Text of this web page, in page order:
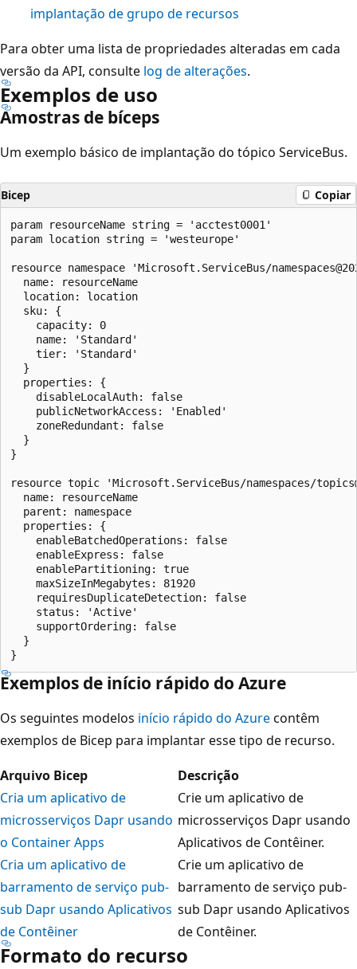
implantação de grupo de recursos
Para obter uma lista de propriedades alteradas em cada
versão da API, consulte log de alterações.
Exemplos de uso
Amostras de bíceps
Um exemplo básico de implantação do tópico ServiceBus.
Bicep Copiar
param resourceName string = 'acctest0001'
param location string = 'westeurope'
resource namespace 'Microsoft.ServiceBus/
  name: resourceName
  location: location
  sku: {
    capacity: 0
    name: 'Standard'
    tier: 'Standard'
  }
  properties: {
    disableLocalAuth: false
    publicNetworkAccess: 'Enabled'
    zoneRedundant: false
  }
}
resource topic 'Microsoft.ServiceBus/namespaces/
  name: resourceName
  parent: namespace
  properties: {
    enableBatchedOperations: false
    enableExpress: false
    enablePartitioning: true
    maxSizeInMegabytes: 81920
    requiresDuplicateDetection: false
    status: 'Active'
    supportOrdering: false
  }
Exemplos de início rápido do Azure
Os seguintes modelos início rápido do Azurecontêm
exemplos de Bicep para implantar esse tipo de recurso.
Arquivo Bicep
Descrição
Cria um aplicativo de
microsserviços Dapr usando
o Container Apps
Crie um aplicativo de
microsserviços Dapr usando
Aplicativos de Contêiner.
Cria um aplicativo de
barramento de serviço pub-
sub Dapr usando Aplicativos
de Contêiner
Crie um aplicativo de
barramento de serviço pub-
sub Dapr usando Aplicativos
de Contêiner.
Formato do recurso